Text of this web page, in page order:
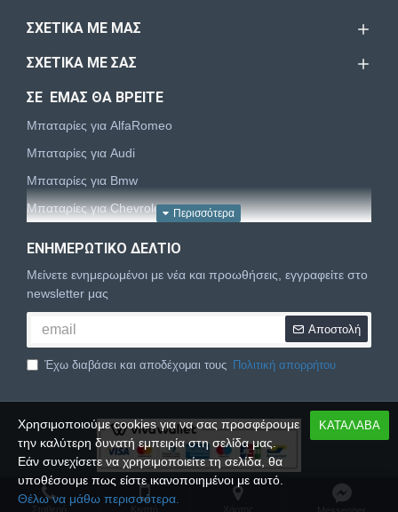
ΣΧΕΤΙΚΆ ΜΕ ΜΑΣ
ΣΧΕΤΙΚΆ ΜΕ ΣΑΣ
ΣΕ ΕΜΑΣ ΘΑ ΒΡΕΙΤΕ
Μπαταρίες για AlfaRomeo
Μπαταρίες για Audi
Μπαταρίες για Bmw
Μπαταρίες για Chevrolet
Μπαταρίες για Dacia
Μπαταρίες για Daewoo
Μπαταρίες για Daihatsu
Μπαταρίες για Dodge
Μπαταρίες για Fiat
Μπαταρίες για Ford
Μπαταρίες για Honda
Μπαταρίες για Hyundai
ΕΝΗΜΕΡΩΤΙΚΌ ΔΕΛΤΊΟ
Μείνετε ενημερωμένοι με νέα και προωθήσεις, εγγραφείτε στο
newsletter μας
Αποστολή
Έχω διαβάσει και αποδέχομαι τους Πολιτική απορρήτου
Copyright © 2024,Palbatt.gr , All Rights Reserved
ΚΑΤΑΛΑΒΑ
Χρησιμοποιούμε cookies για να σας προσφέρουμε
την καλύτερη δυνατή εμπειρία στη σελίδα μας.
Εάν συνεχίσετε να χρησιμοποιείτε τη σελίδα, θα
υποθέσουμε πως είστε ικανοποιημένοι με αυτό.
Θέλω να μάθω περισσότερα.